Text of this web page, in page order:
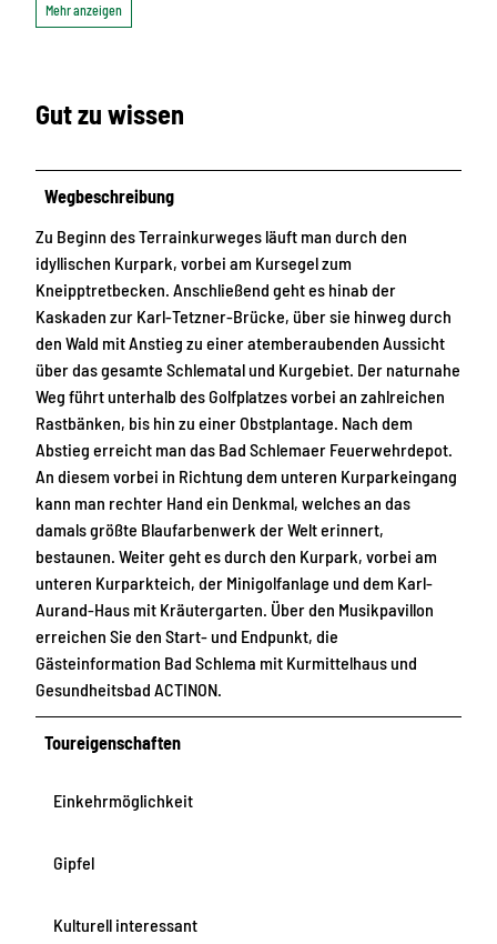
Mehr anzeigen
Gut zu wissen
Wegbeschreibung
Zu Beginn des Terrainkurweges läuft man durch den
idyllischen Kurpark, vorbei am Kursegel zum
Kneipptretbecken. Anschließend geht es hinab der
Kaskaden zur Karl-Tetzner-Brücke, über sie hinweg durch
den Wald mit Anstieg zu einer atemberaubenden Aussicht
über das gesamte Schlematal und Kurgebiet. Der naturnahe
Weg führt unterhalb des Golfplatzes vorbei an zahlreichen
Rastbänken, bis hin zu einer Obstplantage. Nach dem
Abstieg erreicht man das Bad Schlemaer Feuerwehrdepot.
An diesem vorbei in Richtung dem unteren Kurparkeingang
kann man rechter Hand ein Denkmal, welches an das
damals größte Blaufarbenwerk der Welt erinnert,
bestaunen. Weiter geht es durch den Kurpark, vorbei am
unteren Kurparkteich, der Minigolfanlage und dem Karl-
Aurand-Haus mit Kräutergarten. Über den Musikpavillon
erreichen Sie den Start- und Endpunkt, die
Gästeinformation Bad Schlema mit Kurmittelhaus und
Gesundheitsbad ACTINON.
Toureigenschaften
Einkehrmöglichkeit
Gipfel
Kulturell interessant